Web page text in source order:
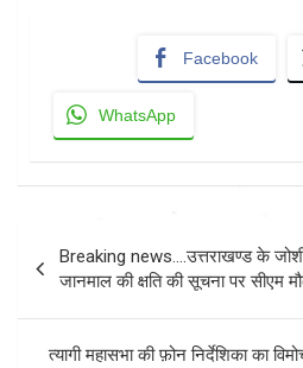
Facebook
WhatsApp
Post
navigation
Breaking news….उत्तराखण्ड के
जानमाल की क्षति की सूचना पर सीएम
त्यागी महासभा की फ़ोन निर्देशिका का